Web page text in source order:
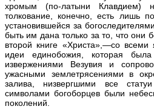
хромым (по-латыни
толкование, конечно, есть лишь
установившейся за
быть им дана только за то, что они
второй книге «Христа»,—со
идеи единобожия, которая
извержениями Везувия и
ужасными землетрясениями в
залива, низвергшими все
символами богоборцев были
поколений.